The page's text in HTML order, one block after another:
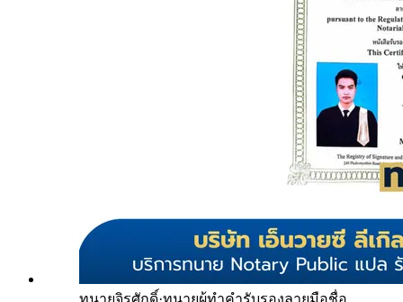
ทนายจิรศักดิ์·ทนายผู้ทำคำรับรองลายมือชื่อ